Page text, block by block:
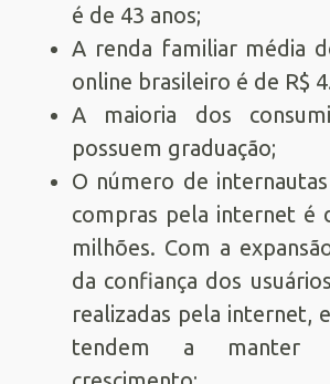
é de 43 anos;
A renda familiar média
online brasileiro é de R$
A maioria dos
possuem graduação;
O número de
compras pela internet é
milhões. Com a
da confiança dos
realizadas pela internet,
tendem a manter